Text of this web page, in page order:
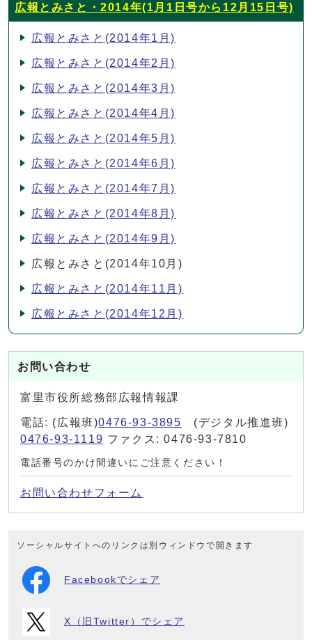
広報とみさと・2014年(1月1日号から12月15日号)
広報とみさと(2014年1月)
広報とみさと(2014年2月)
広報とみさと(2014年3月)
広報とみさと(2014年4月)
広報とみさと(2014年5月)
広報とみさと(2014年6月)
広報とみさと(2014年7月)
広報とみさと(2014年8月)
広報とみさと(2014年9月)
広報とみさと(2014年10月)
広報とみさと(2014年11月)
広報とみさと(2014年12月)
お問い合わせ
富里市役所総務部広報情報課
電話: (広報班)0476-93-3895 (デジタル推進班)
0476-93-1119 ファクス: 0476-93-7810
電話番号のかけ間違いにご注意ください！
お問い合わせフォーム
ソーシャルサイトへのリンクは別ウィンドウで開きます
Facebookでシェア
X（旧Twitter）でシェア